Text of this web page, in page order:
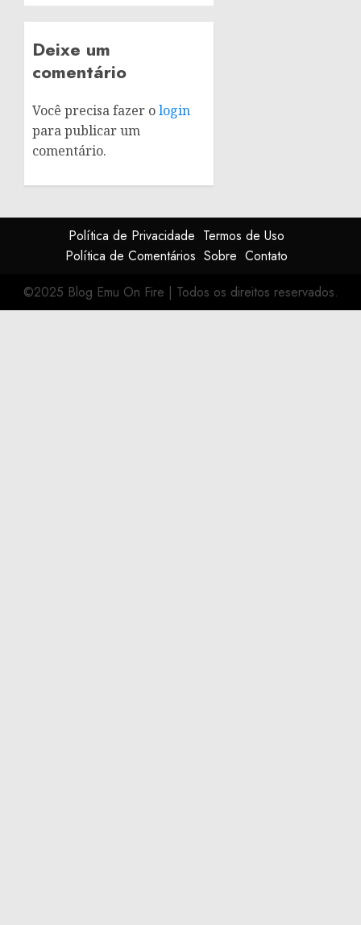
Deixe um
comentário
Você precisa fazer ologin
para publicar um
comentário.
Política de Privacidade Termos de Uso
Política de Comentários Sobre Contato
©2025 Blog Emu On Fire | Todos os direitos reservados.